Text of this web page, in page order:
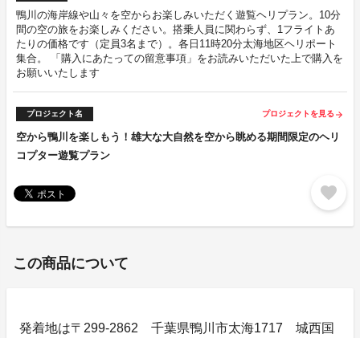
鴨川の海岸線や山々を空からお楽しみいただく遊覧ヘリプラン。10分
間の空の旅をお楽しみください。搭乗人員に関わらず、1フライトあ
たりの価格です（定員3名まで）。各日11時20分太海地区ヘリポート
集合。 「購入にあたっての留意事項」をお読みいただいた上で購入を
お願いいたします
プロジェクト名 プロジェクトを見る arrow_forward
空から鴨川を楽しもう！雄大な大自然を空から眺める期間限定のヘリ
コプター遊覧プラン
favorite
この商品について
発着地は〒299-2862 千葉県鴨川市太海1717 城西国